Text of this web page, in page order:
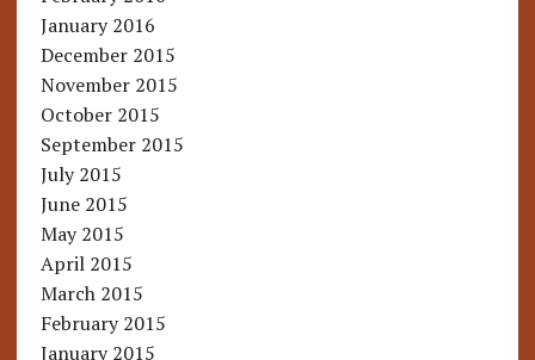
January 2016
December 2015
November 2015
October 2015
September 2015
July 2015
June 2015
May 2015
April 2015
March 2015
February 2015
January 2015